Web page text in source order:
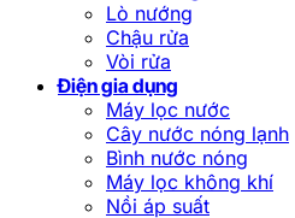
Lò nướng
Chậu rửa
Vòi rửa
Điện gia dụng
Máy lọc nước
Cây nước nóng lạnh
Bình nước nóng
Máy lọc không khí
Nồi áp suất